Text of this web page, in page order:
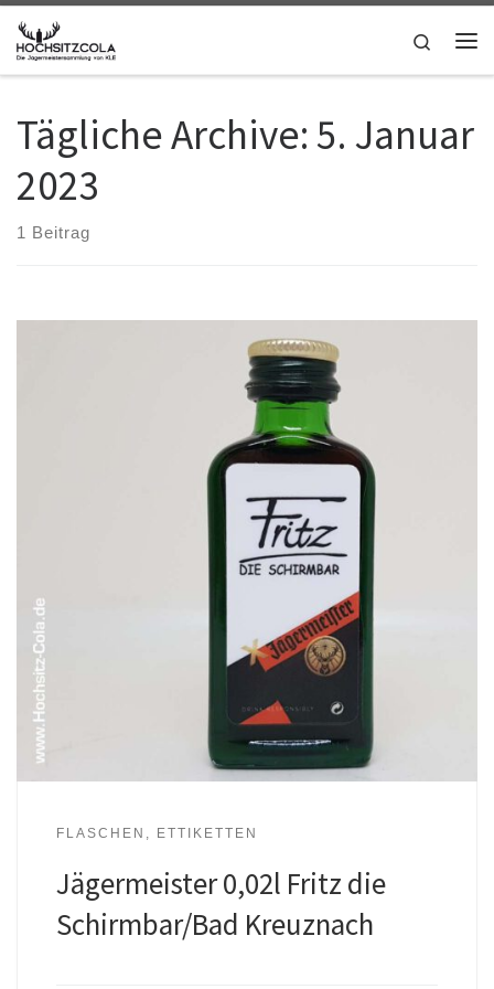
Zum Inhalt springen
Search
Tägliche Archive: 5. Januar
2023
1 Beitrag
FLASCHEN, ETTIKETTEN
Jägermeister 0,02l Fritz die
Schirmbar/Bad Kreuznach